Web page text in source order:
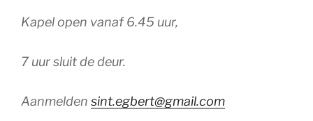
Kapel open vanaf 6.45 uur,
7 uur sluit de deur.
Aanmelden sint.egbert@gmail.com